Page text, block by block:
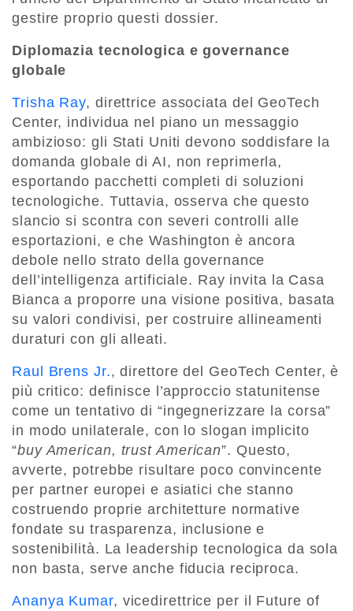
gestire proprio questi dossier.
Diplomazia tecnologica e governance
globale
Trisha Ray, direttrice associata del GeoTech
Center, individua nel piano un messaggio
ambizioso: gli Stati Uniti devono soddisfare la
domanda globale di AI, non reprimerla,
esportando pacchetti completi di soluzioni
tecnologiche. Tuttavia, osserva che questo
slancio si scontra con severi controlli alle
esportazioni, e che Washington è ancora
debole nello strato della governance
dell’intelligenza artificiale. Ray invita la Casa
Bianca a proporre una visione positiva, basata
su valori condivisi, per costruire allineamenti
duraturi con gli alleati.
Raul Brens Jr., direttore del GeoTech Center, è
più critico: definisce l’approccio statunitense
come un tentativo di “ingegnerizzare la corsa”
in modo unilaterale, con lo slogan implicito
“buy American, trust American”. Questo,
avverte, potrebbe risultare poco convincente
per partner europei e asiatici che stanno
costruendo proprie architetture normative
fondate su trasparenza, inclusione e
sostenibilità. La leadership tecnologica da sola
non basta, serve anche fiducia reciproca.
Ananya Kumar, vicedirettrice per il Future of